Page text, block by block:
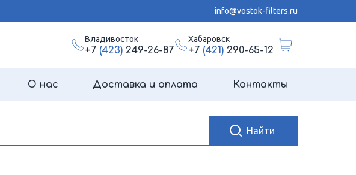
info@vostok-filters.ru
Владивосток
+7 (423)249-26-87
Хабаровск
+7 (421)290-65-12
О нас Доставка и оплата Контакты